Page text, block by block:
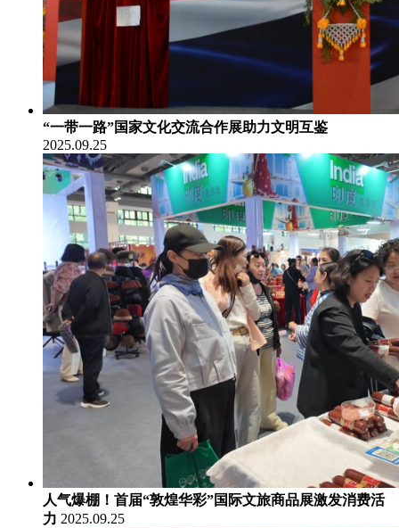
“一带一路”国家文化交流合作展助力文明互鉴
2025.09.25
人气爆棚！首届“敦煌华彩”国际文旅商品展激发消费活
力 2025.09.25